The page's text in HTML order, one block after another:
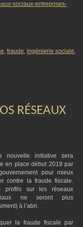
sociaux-entreprises-
, fraude, ingénierie sociale,
RÉSEAUX
nouvelle initiative sera
en place début 2019 par
pour mieux
contre la fraude fiscale.
profils sur les réseaux
ne seront plus
à l’abri.
la fraude fiscale par